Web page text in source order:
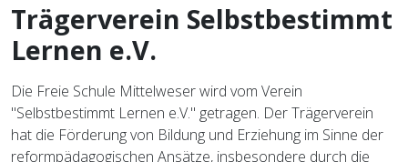
Trägerverein Selbstbestimmt
Lernen e.V.
Die Freie Schule Mittelweser wird vom Verein
"Selbstbestimmt Lernen e.V." getragen. Der Trägerverein
hat die Förderung von Bildung und Erziehung im Sinne der
reformpädagogischen Ansätze, insbesondere durch die